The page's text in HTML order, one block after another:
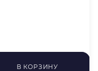
В КОРЗИНУ